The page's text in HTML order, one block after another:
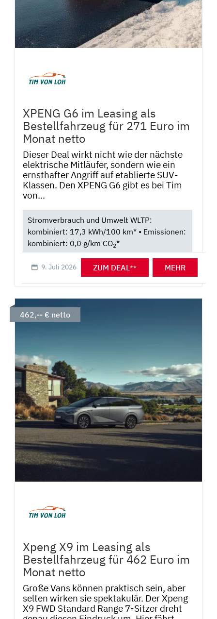
XPENG G6 im Leasing als
Bestellfahrzeug für 271 Euro im
Monat netto
Dieser Deal wirkt nicht wie der nächste
elektrische Mitläufer, sondern wie ein
ernsthafter Angriff auf etablierte SUV-
Klassen. Den XPENG G6 gibt es bei Tim
von...
Stromverbrauch und Umwelt WLTP:
kombiniert: 17,3 kWh/100 km* • Emissionen:
kombiniert: 0,0 g/km CO2*
9. Juli 2026 ZUM DEAL** MEHR
Xpeng X9 im Leasing als
Bestellfahrzeug für 462 Euro im
Monat netto
Große Vans können praktisch sein, aber
selten wirken sie spektakulär. Der Xpeng
X9 FWD Standard Range 7-Sitzer dreht
462,-- € netto